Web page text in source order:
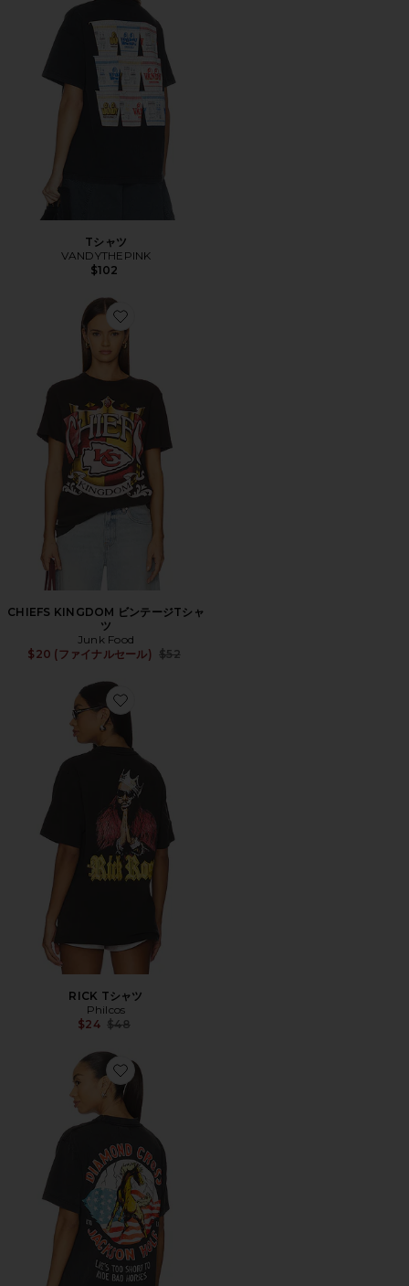
Tシャツ
VANDYTHEPINK
$102
Favorite CHIEFS KINGDOM ビンテージTシャツ
CHIEFS KINGDOM ビンテージTシャ
ツ
Junk Food
$20 (ファイナルセール) Previous price:
$52
Favorite RICK Tシャツ
RICK Tシャツ
Philcos
$24 Previous price:
$48
Favorite AMERICAN シャツ